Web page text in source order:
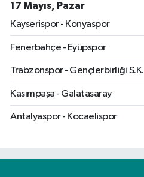
17 Mayıs, Pazar
Kayserispor - Konyaspor
Fenerbahçe - Eyüpspor
Trabzonspor - Gençlerbirliği S.K.
Kasımpaşa - Galatasaray
Antalyaspor - Kocaelispor